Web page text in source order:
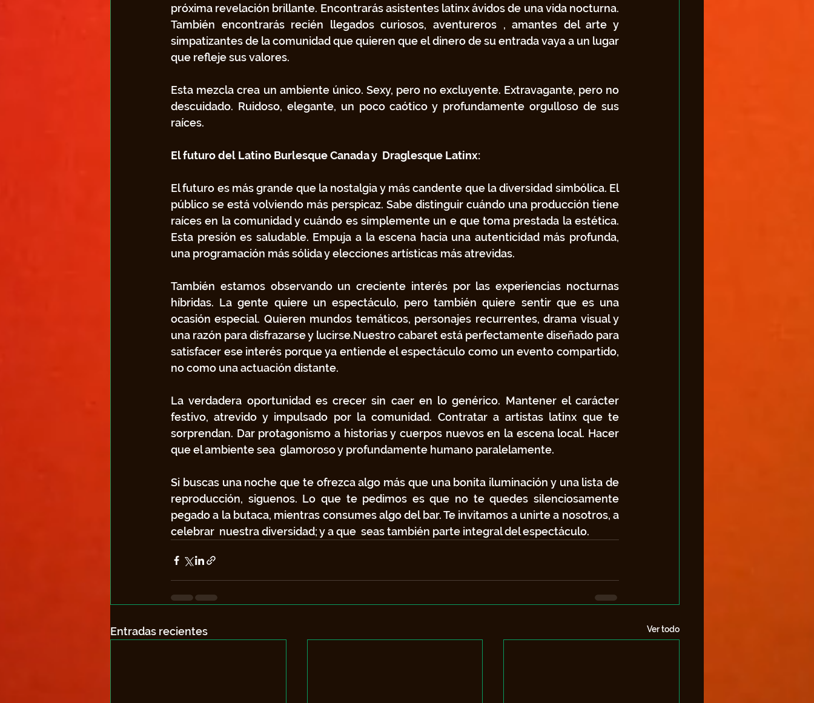
próxima revelación brillante. Encontrarás asistentes latinx ávidos de una vida nocturna.
También encontrarás recién llegados curiosos, aventureros , amantes del arte y
simpatizantes de la comunidad que quieren que el dinero de su entrada vaya a un lugar
que refleje sus valores.
Esta mezcla crea un ambiente único. Sexy, pero no excluyente. Extravagante, pero no
descuidado. Ruidoso, elegante, un poco caótico y profundamente orgulloso de sus
raíces.
El futuro del Latino Burlesque Canada y  Draglesque Latinx:
El futuro es más grande que la nostalgia y más candente que la diversidad simbólica. El
público se está volviendo más perspicaz. Sabe distinguir cuándo una producción tiene
raíces en la comunidad y cuándo es simplemente un e que toma prestada la estética.
Esta presión es saludable. Empuja a la escena hacia una autenticidad más profunda,
una programación más sólida y elecciones artísticas más atrevidas.
También estamos observando un creciente interés por las experiencias nocturnas
híbridas. La gente quiere un espectáculo, pero también quiere sentir que es una
ocasión especial. Quieren mundos temáticos, personajes recurrentes, drama visual y
una razón para disfrazarse y lucirse.Nuestro cabaret está perfectamente diseñado para
satisfacer ese interés porque ya entiende el espectáculo como un evento compartido,
no como una actuación distante.
La verdadera oportunidad es crecer sin caer en lo genérico. Mantener el carácter
festivo, atrevido y impulsado por la comunidad. Contratar a artistas latinx que te
sorprendan. Dar protagonismo a historias y cuerpos nuevos en la escena local. Hacer
que el ambiente sea  glamoroso y profundamente humano paralelamente.
Si buscas una noche que te ofrezca algo más que una bonita iluminación y una lista de
reproducción, siguenos. Lo que te pedimos es que no te quedes silenciosamente
pegado a la butaca, mientras consumes algo del bar. Te invitamos a unirte a nosotros, a
celebrar  nuestra diversidad; y a que  seas también parte integral del espectáculo.
Entradas recientes Ver todo